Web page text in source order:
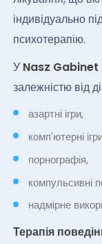
індивідуально
психотерапію.
У Nasz Gabinet
залежністю від
азартні ігри,
комп'ютерні
порнографія,
компульсивні
надмірне
Терапія